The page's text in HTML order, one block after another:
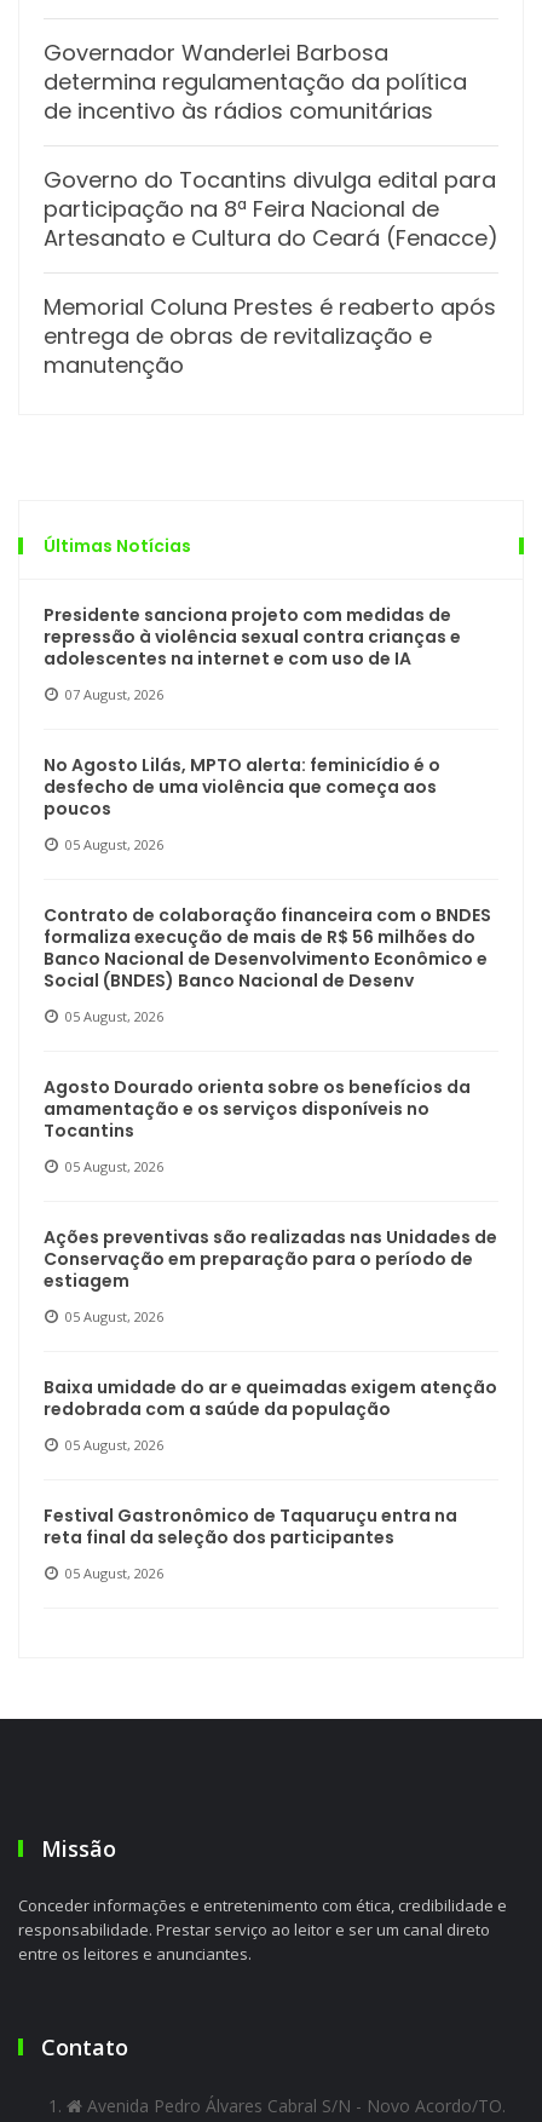
Governador Wanderlei Barbosa
determina regulamentação da política
de incentivo às rádios comunitárias
Governo do Tocantins divulga edital para
participação na 8ª Feira Nacional de
Artesanato e Cultura do Ceará (Fenacce)
Memorial Coluna Prestes é reaberto após
entrega de obras de revitalização e
manutenção
Últimas Notícias
Presidente sanciona projeto com medidas de
repressão à violência sexual contra crianças e
adolescentes na internet e com uso de IA
07 August, 2026
No Agosto Lilás, MPTO alerta: feminicídio é o
desfecho de uma violência que começa aos
poucos
05 August, 2026
Contrato de colaboração financeira com o BNDES
formaliza execução de mais de R$ 56 milhões do
Banco Nacional de Desenvolvimento Econômico e
Social (BNDES) Banco Nacional de Desenv
05 August, 2026
Agosto Dourado orienta sobre os benefícios da
amamentação e os serviços disponíveis no
Tocantins
05 August, 2026
Ações preventivas são realizadas nas Unidades de
Conservação em preparação para o período de
estiagem
05 August, 2026
Baixa umidade do ar e queimadas exigem atenção
redobrada com a saúde da população
05 August, 2026
Festival Gastronômico de Taquaruçu entra na
reta final da seleção dos participantes
05 August, 2026
Missão
Conceder informações e entretenimento com ética, credibilidade e
responsabilidade. Prestar serviço ao leitor e ser um canal direto
entre os leitores e anunciantes.
Contato
Avenida Pedro Álvares Cabral S/N - Novo Acordo/TO.